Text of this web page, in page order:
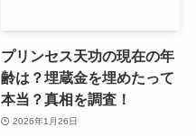
プリンセス天功の現在の年
齢は？埋蔵金を埋めたって
本当？真相を調査！
2026年1月26日